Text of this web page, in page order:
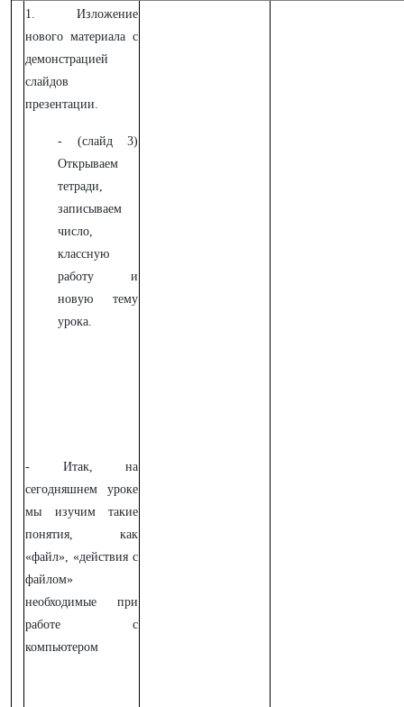
1. Изложение
нового материала с
демонстрацией
слайдов
презентации.
- (слайд 3)
Открываем
тетради,
записываем
число,
классную
работу и
новую тему
урока.
- Итак, на
сегодняшнем уроке
мы изучим такие
понятия, как
«файл», «действия с
файлом»
необходимые при
работе с
компьютером